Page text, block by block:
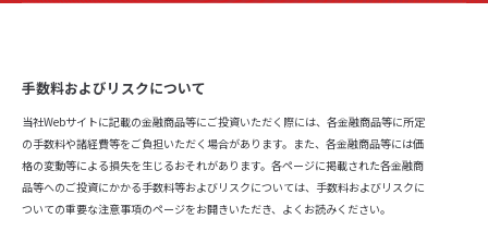
手数料およびリスクについて
当社Webサイトに記載の金融商品等にご投資いただく際には、各金融商品等に所定
の手数料や諸経費等をご負担いただく場合があります。また、各金融商品等には価
格の変動等による損失を生じるおそれがあります。各ページに掲載された各金融商
品等へのご投資にかかる手数料等およびリスクについては、手数料およびリスクに
ついての重要な注意事項のページをお開きいただき、よくお読みください。